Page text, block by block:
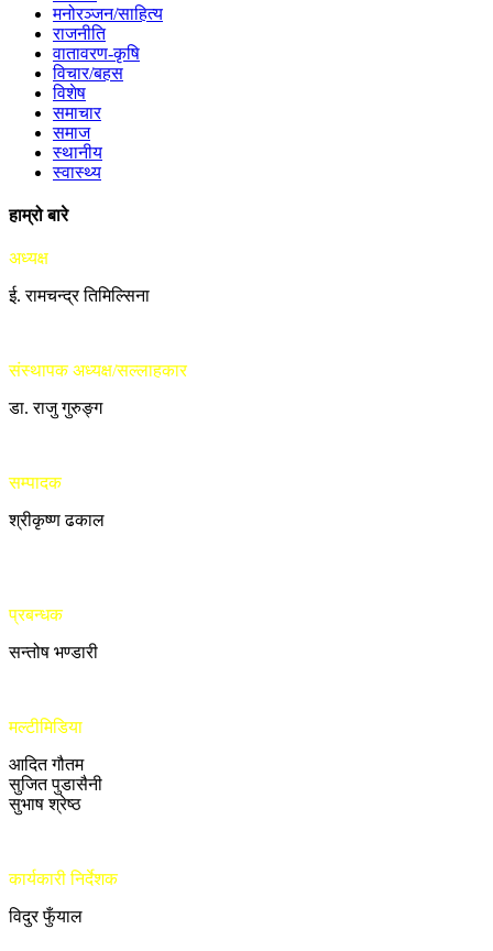
मनोरञ्जन/साहित्य
राजनीति
वातावरण-कृषि
विचार/बहस
विशेष
समाचार
समाज
स्थानीय
स्वास्थ्य
हाम्रो बारे
अध्यक्ष
ई. रामचन्द्र तिमिल्सिना
संस्थापक अध्यक्ष/सल्लाहकार
डा. राजु गुरुङ्ग
सम्पादक
श्रीकृष्ण ढकाल
प्रबन्धक
सन्तोष भण्डारी
मल्टीमिडिया
आदित गौतम
सुजित पुडासैनी
सुभाष श्रेष्ठ
कार्यकारी निर्देशक
विदुर फुँयाल